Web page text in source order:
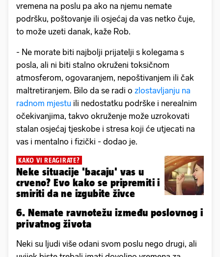
vremena na poslu pa ako na njemu nemate
podršku, poštovanje ili osjećaj da vas netko čuje,
to može uzeti danak, kaže Rob.
- Ne morate biti najbolji prijatelji s kolegama s
posla, ali ni biti stalno okruženi toksičnom
atmosferom, ogovaranjem, nepoštivanjem ili čak
maltretiranjem. Bilo da se radi o zlostavljanju na
radnom mjestu ili nedostatku podrške i nerealnim
očekivanjima, takvo okruženje može uzrokovati
stalan osjećaj tjeskobe i stresa koji će utjecati na
vas i mentalno i fizički - dodao je.
KAKO VI REAGIRATE?
Neke situacije 'bacaju' vas u
crveno? Evo kako se pripremiti i
smiriti da ne izgubite živce
6. Nemate ravnotežu između poslovnog i
privatnog života
Neki su ljudi više odani svom poslu nego drugi, ali